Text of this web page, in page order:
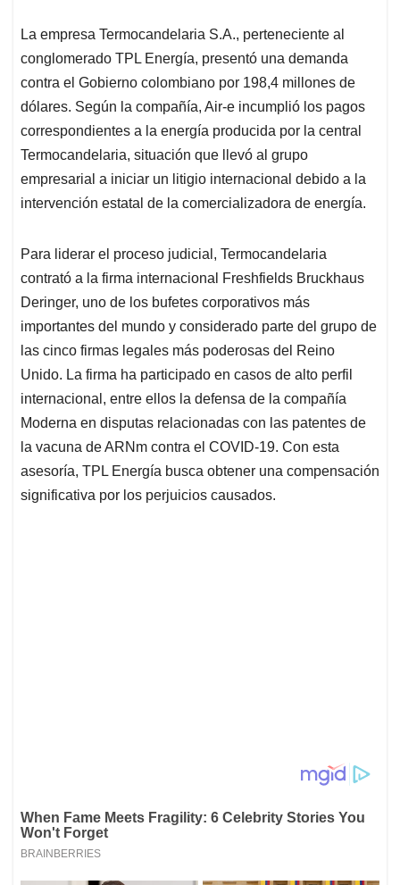
La empresa Termocandelaria S.A., perteneciente al
conglomerado TPL Energía, presentó una demanda
contra el Gobierno colombiano por 198,4 millones de
dólares. Según la compañía, Air-e incumplió los pagos
correspondientes a la energía producida por la central
Termocandelaria, situación que llevó al grupo
empresarial a iniciar un litigio internacional debido a la
intervención estatal de la comercializadora de energía.
Para liderar el proceso judicial, Termocandelaria
contrató a la firma internacional Freshfields Bruckhaus
Deringer, uno de los bufetes corporativos más
importantes del mundo y considerado parte del grupo de
las cinco firmas legales más poderosas del Reino
Unido. La firma ha participado en casos de alto perfil
internacional, entre ellos la defensa de la compañía
Moderna en disputas relacionadas con las patentes de
la vacuna de ARNm contra el COVID-19. Con esta
asesoría, TPL Energía busca obtener una compensación
significativa por los perjuicios causados.